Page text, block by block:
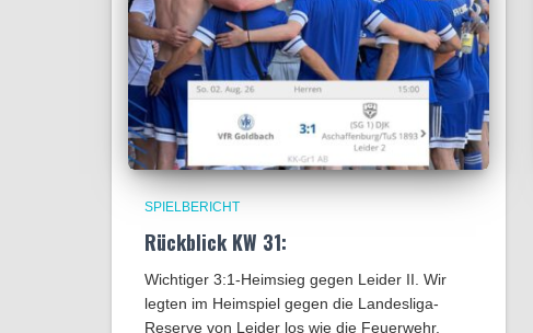
SPIELBERICHT
Rückblick KW 31:
Wichtiger 3:1-Heimsieg gegen Leider II. Wir
legten im Heimspiel gegen die Landesliga-
Reserve von Leider los wie die Feuerwehr.